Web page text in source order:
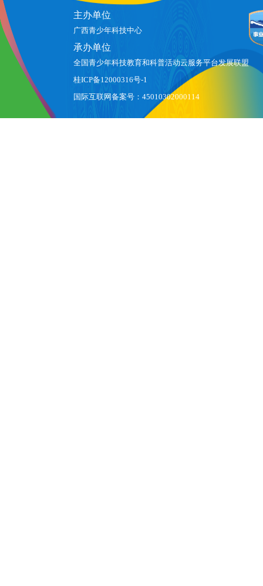
主办单位
广西青少年科技中心
承办单位
全国青少年科技教育和科普活动云服务平台发展联盟
桂ICP备12000316号-1
国际互联网备案号：45010302000114